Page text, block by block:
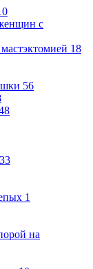
с
18
56
1
на